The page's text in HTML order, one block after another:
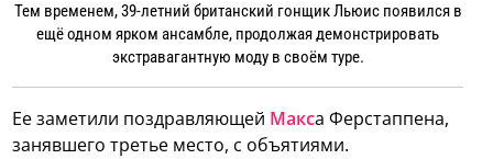
Тем временем, 39-летний британский гонщик Льюис появился в
ещё одном ярком ансамбле, продолжая демонстрировать
экстравагантную моду в своём туре.
Ее заметили поздравляющей Макса Ферстаппена,
занявшего третье место, с объятиями.